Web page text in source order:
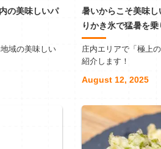
の美味しいパ
域の美味しい
暑いからこそ美味
りかき氷で猛暑を乗
庄内エリアで「極上
紹介します！
August 12, 2025